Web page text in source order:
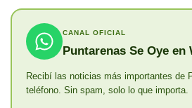
CANAL OFICIAL
Puntarenas Se Oye en
Recibí las noticias más importantes de
teléfono. Sin spam, solo lo que importa.